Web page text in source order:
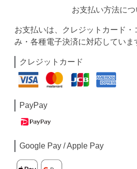
お支払い方法につ
お支払いは、クレジットカード・
み・各種電子決済に対応していま
クレジットカード
PayPay
Google Pay / Apple Pay